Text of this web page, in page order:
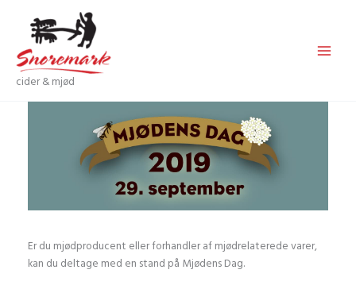
indholdet
cider & mjød
Er du mjødproducent eller forhandler af mjødrelaterede varer,
kan du deltage med en stand på Mjødens Dag.